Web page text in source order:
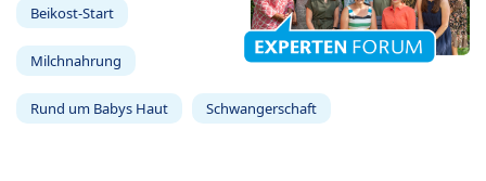
Beikost-Start
Milchnahrung
Rund um Babys Haut Schwangerschaft